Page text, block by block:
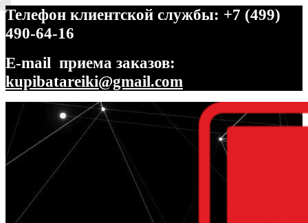
Телефон клиентской службы: +7 (499)
490-64-16
E-mail приема заказов:
kupibatareiki@gmail.com
Перейти
навигации
Перейти
содержимому